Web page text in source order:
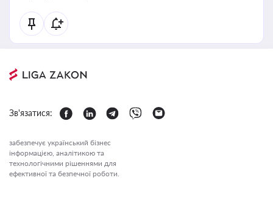
Зв'язатися:
забезпечує український бізнес
інформацією, аналітикою та
технологічними рішеннями для
ефективної та безпечної роботи.